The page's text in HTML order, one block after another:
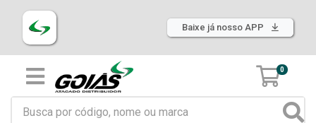
Baixe já nosso APP
0